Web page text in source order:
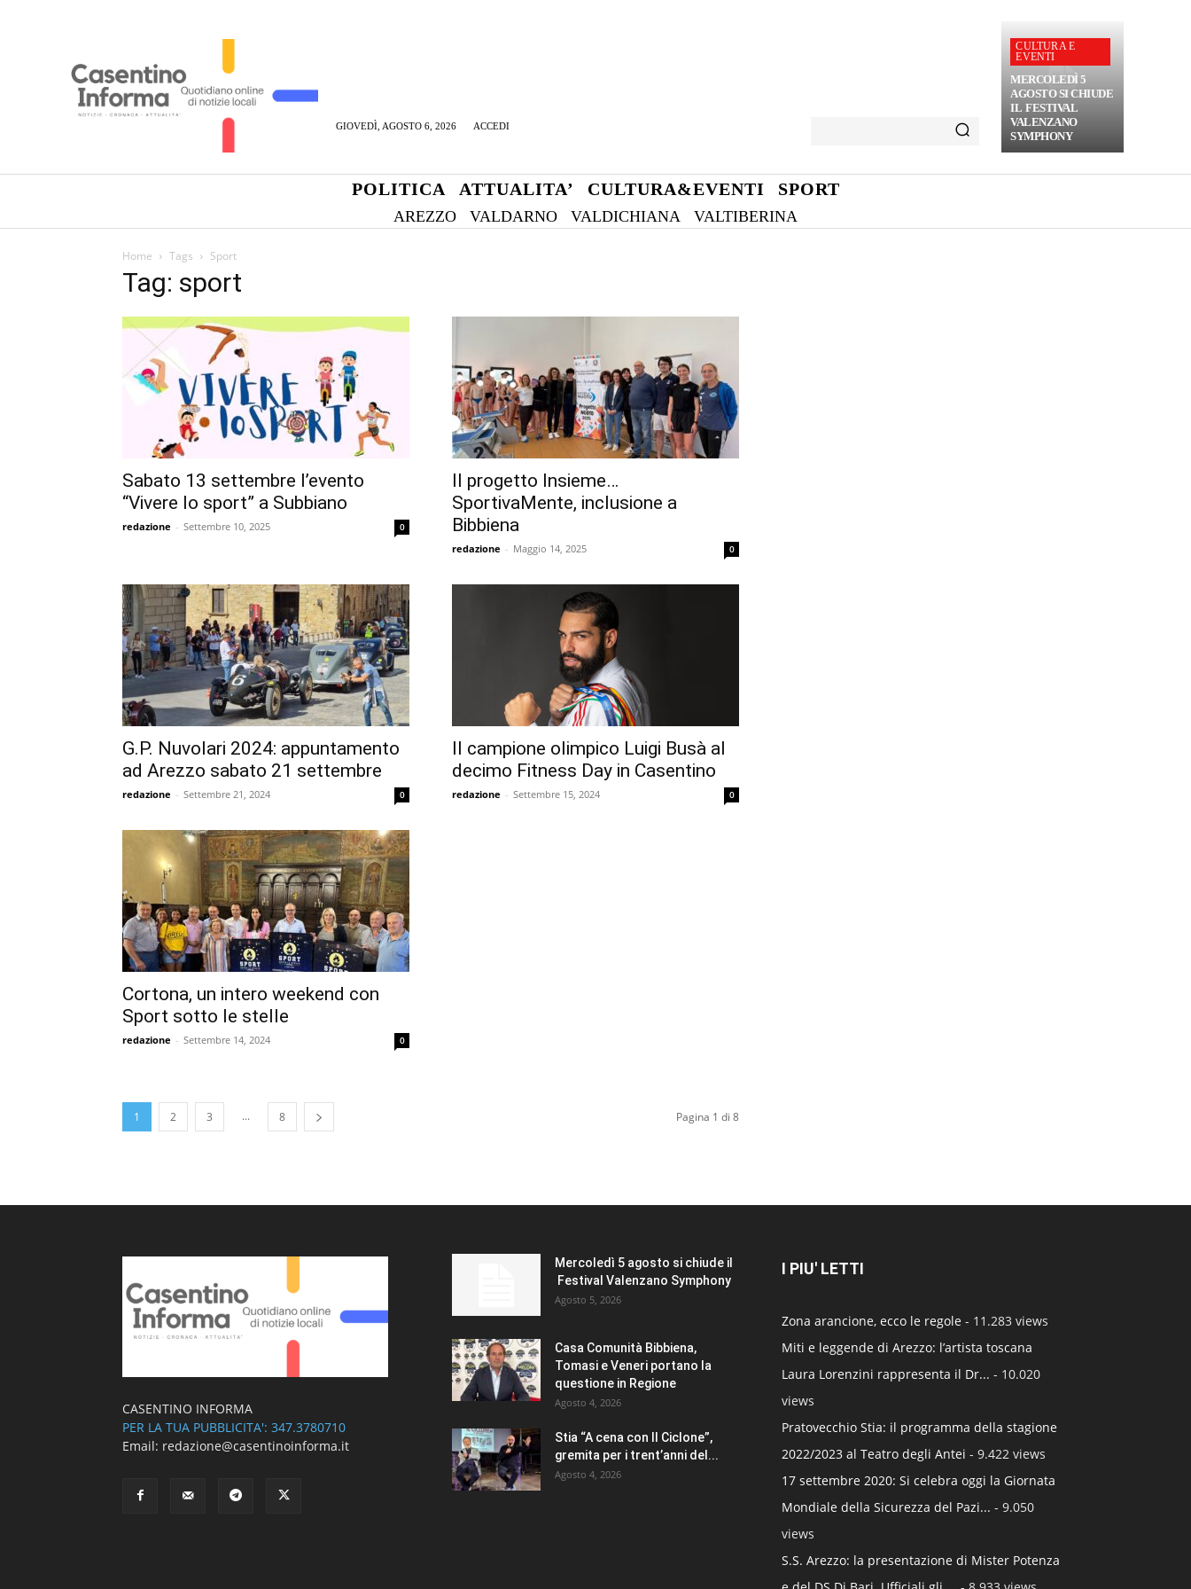
GIOVEDÌ, AGOSTO 6, 2026 ACCEDI
CULTURA E
EVENTI
MERCOLEDÌ 5
AGOSTO SI CHIUDE
IL FESTIVAL
VALENZANO
SYMPHONY
POLITICA ATTUALITA’ CULTURA&EVENTI SPORT
AREZZO VALDARNO VALDICHIANA VALTIBERINA
Home Tags Sport
Tag: sport
Sabato 13 settembre l’evento
“Vivere lo sport” a Subbiano
redazione - Settembre 10, 2025 0
Il progetto Insieme…
SportivaMente, inclusione a
Bibbiena
redazione - Maggio 14, 2025 0
G.P. Nuvolari 2024: appuntamento
ad Arezzo sabato 21 settembre
redazione - Settembre 21, 2024 0
Il campione olimpico Luigi Busà al
decimo Fitness Day in Casentino
redazione - Settembre 15, 2024 0
Cortona, un intero weekend con
Sport sotto le stelle
redazione - Settembre 14, 2024 0
1 2 3 ... 8 Pagina 1 di 8
CASENTINO INFORMA
PER LA TUA PUBBLICITA': 347.3780710
Email: redazione@casentinoinforma.it
Mercoledì 5 agosto si chiude il
Festival Valenzano Symphony
Agosto 5, 2026
Casa Comunità Bibbiena,
Tomasi e Veneri portano la
questione in Regione
Agosto 4, 2026
Stia “A cena con Il Ciclone”,
gremita per i trent’anni del...
Agosto 4, 2026
I PIU' LETTI
Zona arancione, ecco le regole - 11.283 views
Miti e leggende di Arezzo: l’artista toscana
Laura Lorenzini rappresenta il Dr... - 10.020
views
Pratovecchio Stia: il programma della stagione
2022/2023 al Teatro degli Antei - 9.422 views
17 settembre 2020: Si celebra oggi la Giornata
Mondiale della Sicurezza del Pazi... - 9.050
views
S.S. Arezzo: la presentazione di Mister Potenza